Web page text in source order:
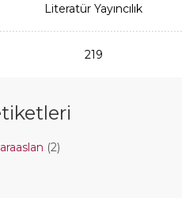
Literatür Yayıncılık
219
(2)